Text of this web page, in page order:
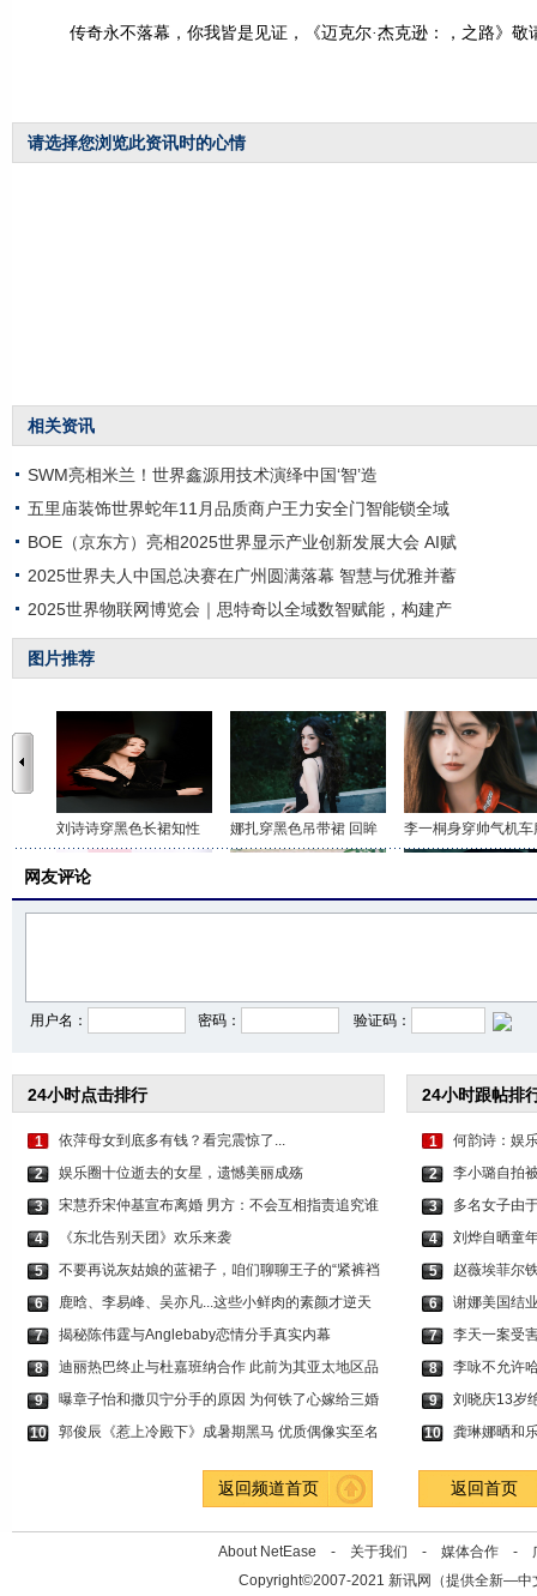
传奇永不落幕，你我皆是见证，《迈克尔·杰克逊：，之路》敬
请选择您浏览此资讯时的心情
相关资讯
SWM亮相米兰！世界鑫源用技术演绎中国‘智’造
五里庙装饰世界蛇年11月品质商户王力安全门智能锁全域
BOE（京东方）亮相2025世界显示产业创新发展大会 AI赋
2025世界夫人中国总决赛在广州圆满落幕 智慧与优雅并蓄
2025世界物联网博览会｜思特奇以全域数智赋能，构建产
图片推荐
刘诗诗穿黑色长裙知性 娜扎穿黑色吊带裙 回眸 李一桐身穿帅气机车
网友评论
用户名： 密码： 验证码：
24小时点击排行
1
依萍母女到底多有钱？看完震惊了...
2
娱乐圈十位逝去的女星，遗憾美丽成殇
3
宋慧乔宋仲基宣布离婚 男方：不会互相指责追究谁
4
《东北告别天团》欢乐来袭
5
不要再说灰姑娘的蓝裙子，咱们聊聊王子的“紧裤裆
6
鹿晗、李易峰、吴亦凡...这些小鲜肉的素颜才逆天
7
揭秘陈伟霆与Anglebaby恋情分手真实内幕
8
迪丽热巴终止与杜嘉班纳合作 此前为其亚太地区品
9
曝章子怡和撒贝宁分手的原因 为何铁了心嫁给三婚
10
郭俊辰《惹上冷殿下》成暑期黑马 优质偶像实至名
24小时跟帖排
1
何韵诗：娱
2
李小璐自拍
3
多名女子由
4
刘烨自晒童
5
赵薇埃菲尔
6
谢娜美国结
7
李天一案受
8
李咏不允许
9
刘晓庆13岁
10
龚琳娜晒和
返回频道首页 返回首页
About NetEase - 关于我们 - 媒体合作 -
Copyright©2007-2021 新讯网（提供全新—中